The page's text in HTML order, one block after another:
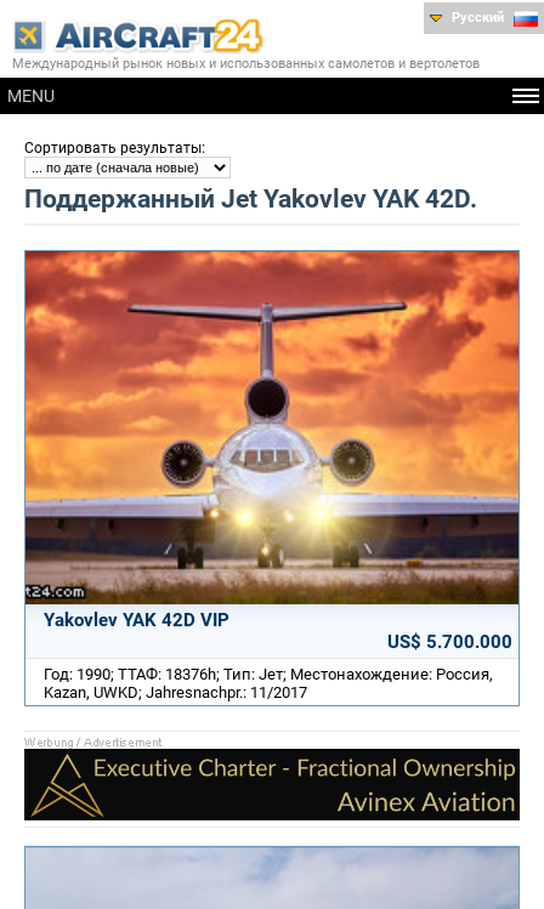
Международный рынок новых и использованных самолетов и вертолетов
MENU
Русский
Сортировать результаты:
Поддержанный Jet Yakovlev YAK 42D.
Yakovlev YAK 42D VIP
US$ 5.700.000
Год: 1990; ТТАФ: 18376h; Тип: Jет; Местонахождение: Россия,
Kazan, UWKD; Jahresnachpr.: 11/2017